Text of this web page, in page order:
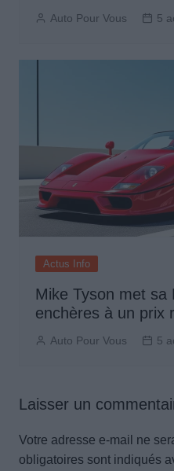
Auto Pour Vous 5
Actus Info
Mike Tyson met sa
enchères à un prix
Auto Pour Vous 5
Laisser un
Votre adresse e-mail ne
obligatoires sont indiqués